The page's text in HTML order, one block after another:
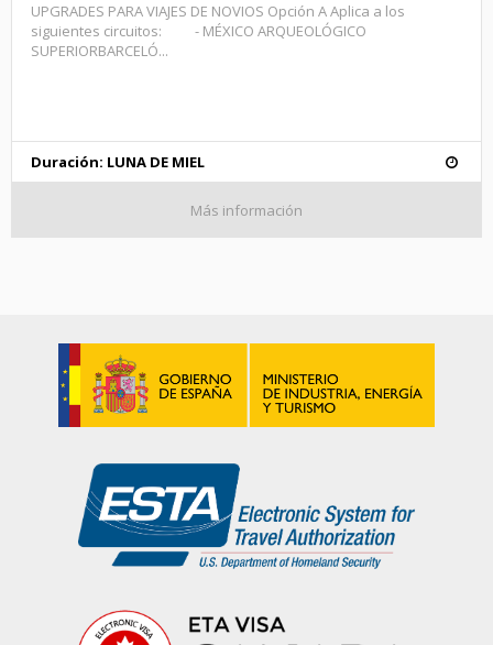
UPGRADES PARA VIAJES DE NOVIOS Opción A Aplica a los
siguientes circuitos: - MÉXICO ARQUEOLÓGICO
SUPERIORBARCELÓ...
Duración: LUNA DE MIEL
Más información